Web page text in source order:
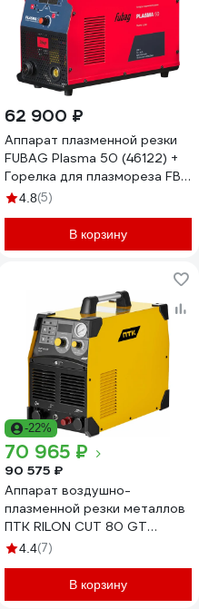
62 900 ₽
Аппарат плазменной резки
FUBAG Plasma 50 (46122) +
Горелка для плазмореза FB
P40 6m (38467) 46122.1
4.8(5)
В корзину
-22%
70 965 ₽
90 575 ₽
Аппарат воздушно-
плазменной резки металлов
ПТК RILON CUT 80 GT
00000029762
4.4(7)
В корзину